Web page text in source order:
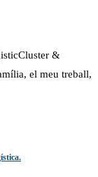
&
el meu treball,